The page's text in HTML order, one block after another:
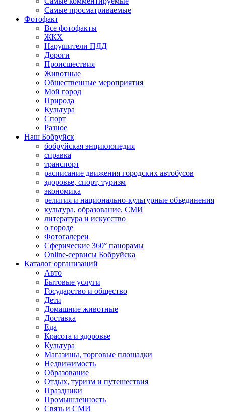
Самые просматриваемые
Фотофакт
Все фотофакты
ЖКХ
Нарушители ПДД
Дороги
Происшествия
Животные
Общественные мероприятия
Мой город
Природа
Культура
Спорт
Разное
Наш Бобруйск
бобруйская энциклопедия
справка
транспорт
расписание движения городских автобусов
здоровье, спорт, туризм
экономика
религия и национально-культурные объединения
культура, образование, СМИ
литература и искусство
о городе
Фотогалереи
Сферические 360° панорамы
Online-сервисы Бобруйска
Каталог организаций
Авто
Бытовые услуги
Государство и общество
Дети
Домашние животные
Доставка
Еда
Красота и здоровье
Культура
Магазины, торговые площадки
Недвижимость
Образование
Отдых, туризм и путешествия
Праздники
Промышленность
Связь и СМИ